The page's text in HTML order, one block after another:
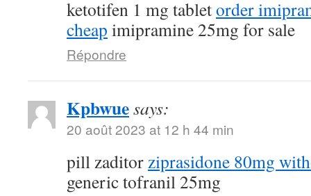
ketotifen 1 mg tabletorder
cheap imipramine 25mg for sale
Répondre
Kpbwuesays:
20 août 2023 at 12 h 44 min
pill zaditorziprasidone 80mg
generic tofranil 25mg